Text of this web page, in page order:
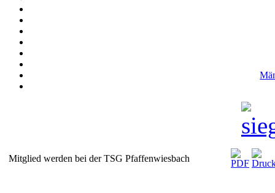
Mitglied werden bei der TSG Pfaffenwiesbach